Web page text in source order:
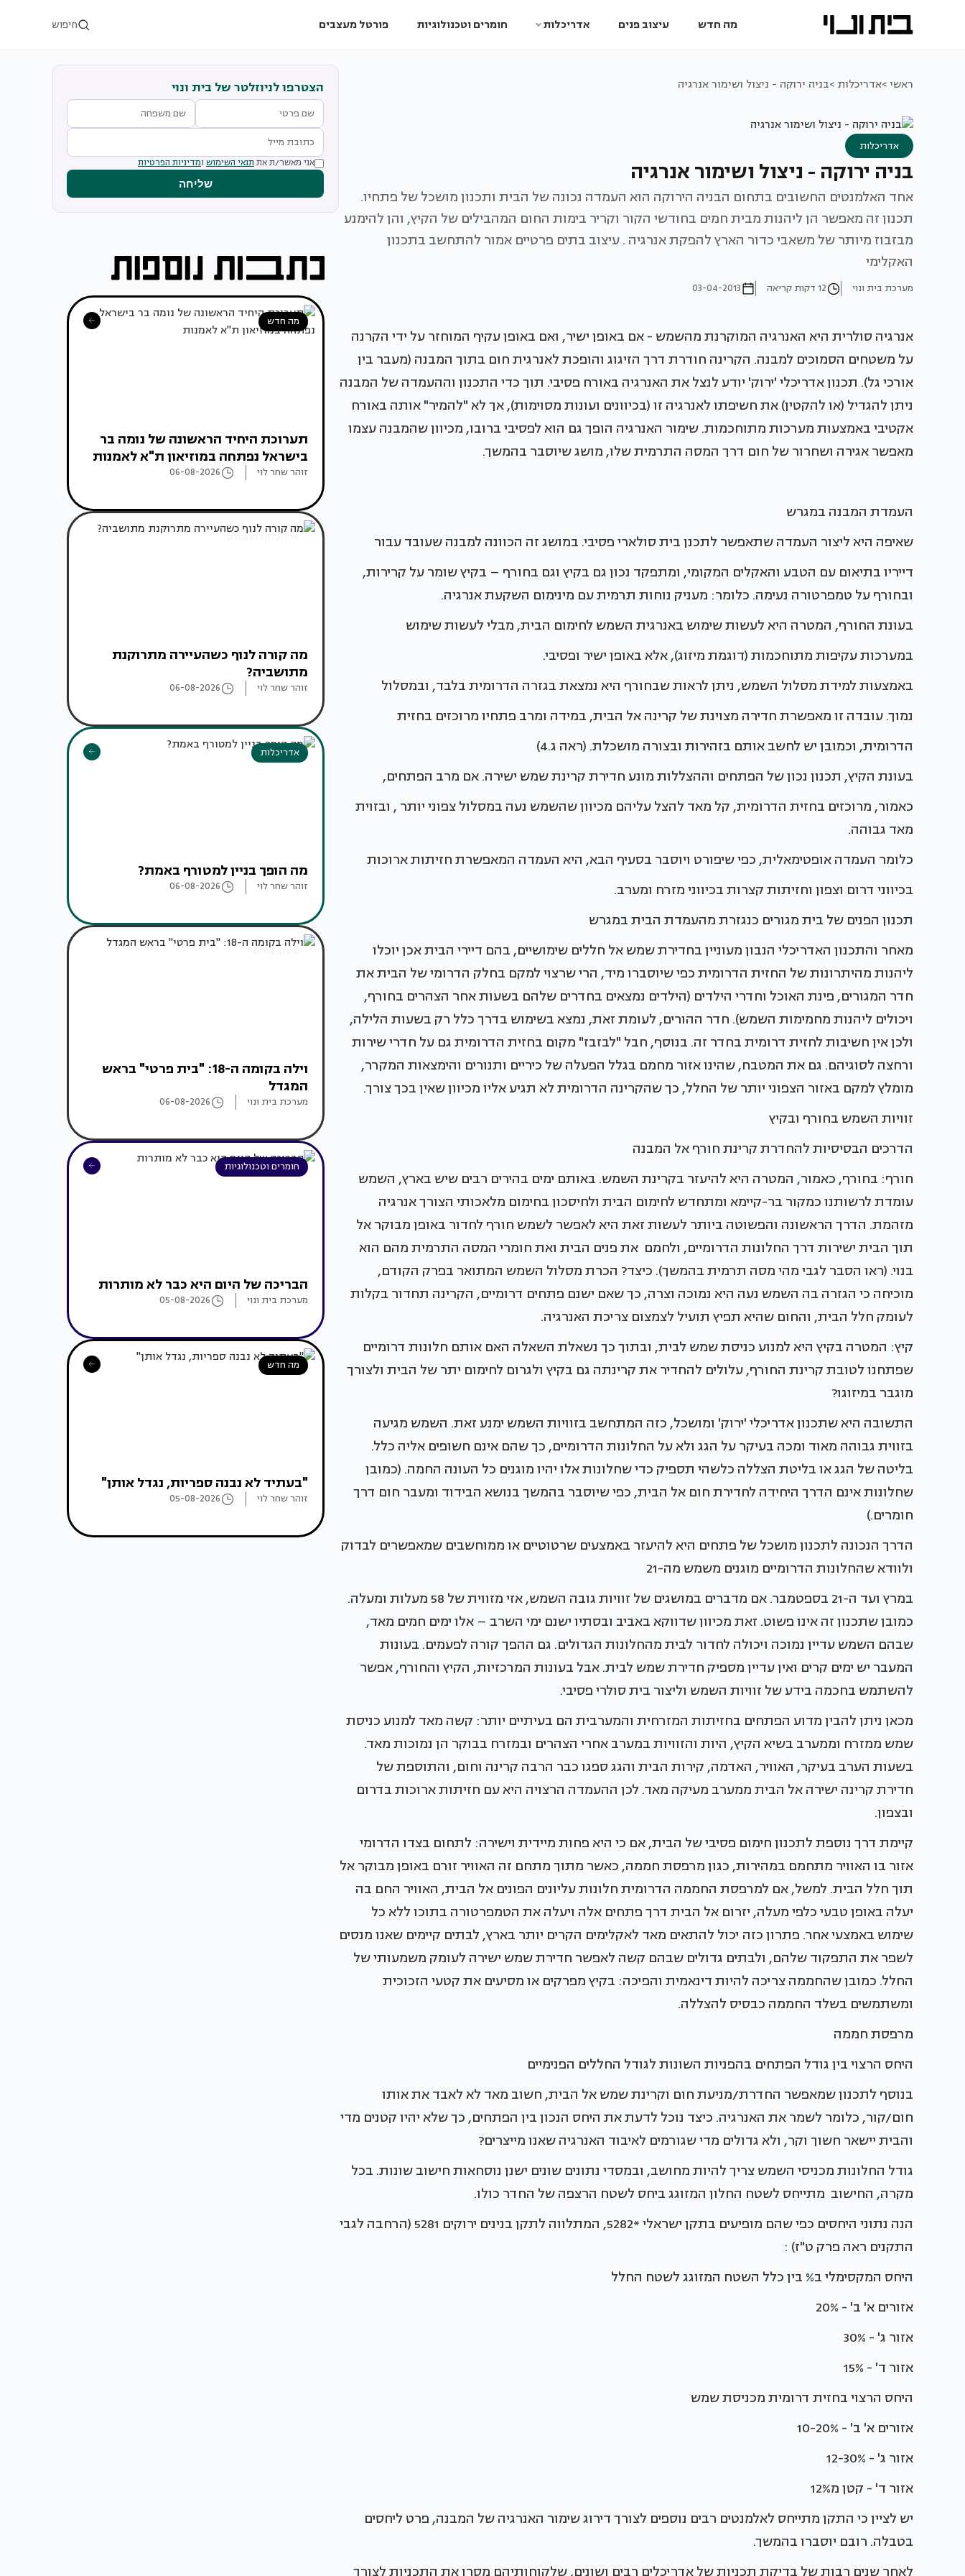
מה חדש עיצוב פנים אדריכלות חומרים וטכנולוגיות פורטל מעצבים חיפוש
ראשי >אדריכלות >בניה ירוקה - ניצול ושימור אנרגיה
אדריכלות
בניה ירוקה - ניצול ושימור אנרגיה
אחד האלמנטים החשובים בתחום הבניה הירוקה הוא העמדה נכונה של הבית ותכנון מושכל של פתחיו.
תכנון זה מאפשר הן ליהנות מבית חמים בחודשי הקור וקריר בימות החום המהבילים של הקיץ, והן להימנע
מבזבוז מיותר של משאבי כדור הארץ להפקת אנרגיה . עיצוב בתים פרטיים אמור להתחשב בתכנון
האקלימי
מערכת בית ונוי 12 דקות קריאה 03-04-2013
אנרגיה סולרית היא האנרגיה המוקרנת מהשמש - אם באופן ישיר, ואם באופן עקיף המוחזר על ידי הקרנה
על משטחים הסמוכים למבנה. הקרינה חודרת דרך הזיגוג והופכת לאנרגית חום בתוך המבנה (מעבר בין
אורכי גל). תכנון אדריכלי 'ירוק' יודע לנצל את האנרגיה באורח פסיבי. תוך כדי התכנון וההעמדה של המבנה
ניתן להגדיל (או להקטין) את חשיפתו לאנרגיה זו (בכיוונים ועונות מסוימות), אך לא "להמיר" אותה באורח
אקטיבי באמצעות מערכות מתוחכמות. שימור האנרגיה הופך גם הוא לפסיבי ברובו, מכיוון שהמבנה עצמו
מאפשר אגירה ושחרור של חום דרך המסה התרמית שלו, מושג שיוסבר בהמשך.
העמדת המבנה במגרש
שאיפה היא ליצור העמדה שתאפשר לתכנן בית סולארי פסיבי. במושג זה הכוונה למבנה שעובד עבור
דייריו בתיאום עם הטבע והאקלים המקומי, ומתפקד נכון גם בקיץ וגם בחורף – בקיץ שומר על קרירות,
ובחורף על טמפרטורה נעימה. כלומר: מעניק נוחות תרמית עם מינימום השקעת אנרגיה.
בעונת החורף, המטרה היא לעשות שימוש באנרגית השמש לחימום הבית, מבלי לעשות שימוש
במערכות עקיפות מתוחכמות (דוגמת מיזוג), אלא באופן ישיר ופסיבי.
באמצעות למידת מסלול השמש, ניתן לראות שבחורף היא נמצאת בגזרה הדרומית בלבד, ובמסלול
נמוך. עובדה זו מאפשרת חדירה מצוינת של קרינה אל הבית, במידה ומרב פתחיו מרוכזים בחזית
הדרומית, וכמובן יש לחשב אותם בזהירות ובצורה מושכלת. (ראה ג.4)
בעונת הקיץ, תכנון נכון של הפתחים וההצללות מונע חדירת קרינת שמש ישירה. אם מרב הפתחים,
כאמור, מרוכזים בחזית הדרומית, קל מאד להצל עליהם מכיוון שהשמש נעה במסלול צפוני יותר , ובזוית
מאד גבוהה.
כלומר העמדה אופטימאלית, כפי שיפורט ויוסבר בסעיף הבא, היא העמדה המאפשרת חזיתות ארוכות
בכיווני דרום וצפון וחזיתות קצרות בכיווני מזרח ומערב.
תכנון הפנים של בית מגורים כנגזרת מהעמדת הבית במגרש
מאחר והתכנון האדריכלי הנבון מעוניין בחדירת שמש אל חללים שימושיים, בהם דיירי הבית אכן יוכלו
ליהנות מהיתרונות של החזית הדרומית כפי שיוסברו מיד, הרי שרצוי למקם בחלק הדרומי של הבית את
חדר המגורים, פינת האוכל וחדרי הילדים (הילדים נמצאים בחדרים שלהם בשעות אחר הצהרים בחורף,
ויכולים ליהנות מחמימות השמש). חדר ההורים, לעומת זאת, נמצא בשימוש בדרך כלל רק בשעות הלילה,
ולכן אין חשיבות לחזית דרומית בחדר זה. בנוסף, חבל "לבזבז" מקום בחזית הדרומית גם על חדרי שירות
ורחצה לסוגיהם. גם את המטבח, שהינו אזור מחמם בגלל הפעלה של כיריים ותנורים והימצאות המקרר,
מומלץ למקם באזור הצפוני יותר של החלל, כך שהקרינה הדרומית לא תגיע אליו מכיוון שאין בכך צורך.
זוויות השמש בחורף ובקיץ
הדרכים הבסיסיות להחדרת קרינת חורף אל המבנה
חורף: בחורף, כאמור, המטרה היא להיעזר בקרינת השמש. באותם ימים בהירים רבים שיש בארץ, השמש
עומדת לרשותנו כמקור בר-קיימא ומתחדש לחימום הבית ולחיסכון בחימום מלאכותי הצורך אנרגיה
מזהמת. הדרך הראשונה והפשוטה ביותר לעשות זאת היא לאפשר לשמש חורף לחדור באופן מבוקר אל
תוך הבית ישירות דרך החלונות הדרומיים, ולחמם את פנים הבית ואת חומרי המסה התרמית מהם הוא
בנוי. (ראו הסבר לגבי מהי מסה תרמית בהמשך). כיצד? הכרת מסלול השמש המתואר בפרק הקודם,
מוכיחה כי הגזרה בה השמש נעה היא נמוכה וצרה, כך שאם ישנם פתחים דרומיים, הקרינה תחדור בקלות
לעומק חלל הבית, והחום שהיא תפיץ תועיל לצמצום צריכת האנרגיה.
קיץ: המטרה בקיץ היא למנוע כניסת שמש לבית, ובתוך כך נשאלת השאלה האם אותם חלונות דרומיים
שפתחנו לטובת קרינת החורף, עלולים להחדיר את קרינתה גם בקיץ ולגרום לחימום יתר של הבית ולצורך
מוגבר במיזוגו?
התשובה היא שתכנון אדריכלי 'ירוק' ומושכל, כזה המתחשב בזוויות השמש ימנע זאת. השמש מגיעה
בזווית גבוהה מאוד ומכה בעיקר על הגג ולא על החלונות הדרומיים, כך שהם אינם חשופים אליה כלל.
בליטה של הגג או בליטת הצללה כלשהי תספיק כדי שחלונות אלו יהיו מוגנים כל העונה החמה. (כמובן
שחלונות אינם הדרך היחידה לחדירת חום אל הבית, כפי שיוסבר בהמשך בנושא הבידוד ומעבר חום דרך
חומרים.)
הדרך הנכונה לתכנון מושכל של פתחים היא להיעזר באמצעים שרטוטיים או ממוחשבים שמאפשרים לבדוק
ולוודא שהחלונות הדרומיים מוגנים משמש מה-21
במרץ ועד ה-21 בספטמבר. אם מדברים במושגים של זוויות גובה השמש, אזי מזווית של 58 מעלות ומעלה.
כמובן שתכנון זה אינו פשוט. זאת מכיוון שדווקא באביב ובסתיו ישנם ימי השרב – אלו ימים חמים מאד,
שבהם השמש עדיין נמוכה ויכולה לחדור לבית מהחלונות הגדולים. גם ההפך קורה לפעמים. בעונות
המעבר יש ימים קרים ואין עדיין מספיק חדירת שמש לבית. אבל בעונות המרכזיות, הקיץ והחורף, אפשר
להשתמש בחכמה בידע של זוויות השמש וליצור בית סולרי פסיבי.
מכאן ניתן להבין מדוע הפתחים בחזיתות המזרחית והמערבית הם בעיתיים יותר: קשה מאד למנוע כניסת
שמש ממזרח וממערב בשיא הקיץ, היות והזוויות במערב אחרי הצהרים ובמזרח בבוקר הן נמוכות מאד.
בשעות הערב בעיקר, האוויר, האדמה, קירות הבית והגג ספגו כבר הרבה קרינה וחום, והתוספת של
חדירת קרינה ישירה אל הבית ממערב מעיקה מאד. לכן ההעמדה הרצויה היא עם חזיתות ארוכות בדרום
ובצפון.
קיימת דרך נוספת לתכנון חימום פסיבי של הבית, אם כי היא פחות מיידית וישירה: לתחום בצדו הדרומי
אזור בו האוויר מתחמם במהירות, כגון מרפסת חממה, כאשר מתוך מתחם זה האוויר זורם באופן מבוקר אל
תוך חלל הבית. למשל, אם למרפסת החממה הדרומית חלונות עליונים הפונים אל הבית, האוויר החם בה
יעלה באופן טבעי כלפי מעלה, יזרום אל הבית דרך פתחים אלה ויעלה את הטמפרטורה בתוכו ללא כל
שימוש באמצעי אחר. פתרון כזה יכול להתאים מאד לאקלימים הקרים יותר בארץ, לבתים קיימים שאנו מנסים
לשפר את התפקוד שלהם, ולבתים גדולים שבהם קשה לאפשר חדירת שמש ישירה לעומק משמעותי של
החלל. כמובן שהחממה צריכה להיות דינאמית והפיכה: בקיץ מפרקים או מסיעים את קטעי הזכוכית
ומשתמשים בשלד החממה כבסיס להצללה.
מרפסת חממה
היחס הרצוי בין גודל הפתחים בהפניות השונות לגודל החללים הפנימיים
בנוסף לתכנון שמאפשר החדרת/מניעת חום וקרינת שמש אל הבית, חשוב מאד לא לאבד את אותו
חום/קור, כלומר לשמר את האנרגיה. כיצד נוכל לדעת את היחס הנכון בין הפתחים, כך שלא יהיו קטנים מדי
והבית יישאר חשוך וקר, ולא גדולים מדי שגורמים לאיבוד האנרגיה שאנו מייצרים?
גודל החלונות מכניסי השמש צריך להיות מחושב, ובמסדי נתונים שונים ישנן נוסחאות חישוב שונות. בכל
מקרה, החישוב מתייחס לשטח החלון המזוגג ביחס לשטח הרצפה של החדר כולו.
הנה נתוני היחסים כפי שהם מופיעים בתקן ישראלי *5282, המתלווה לתקן בנינים ירוקים 5281 (הרחבה לגבי
התקנים ראה פרק ט"ז) :
היחס המקסימלי ב% בין כלל השטח המזוגג לשטח החלל
אזורים א' ב' - 20%
אזור ג' - 30%
אזור ד' - 15%
היחס הרצוי בחזית דרומית מכניסת שמש
אזורים א' ב' - 10-20%
אזור ג' - 12-30%
אזור ד' - קטן מ12%
יש לציין כי התקן מתייחס לאלמנטים רבים נוספים לצורך דירוג שימור האנרגיה של המבנה, פרט ליחסים
בטבלה. רובם יוסברו בהמשך.
לאחר שנים רבות של בדיקת תכניות של אדריכלים רבים ושונים, שלקוחותיהם מסרו את התכניות לצורך
הצטרפו לניוזלטר של בית ונוי
אני מאשר/ת את תנאי השימוש ומדיניות הפרטיות
שליחה
מה חדש
תערוכת היחיד הראשונה של נומה בר
בישראל נפתחה במוזיאון ת"א לאמנות
זוהר שחר לוי 06-08-2026
אדריכלות מהעולם
מה קורה לנוף כשהעיירה מתרוקנת
מתושביה?
זוהר שחר לוי 06-08-2026
אדריכלות
מה הופך בניין למטורף באמת?
זוהר שחר לוי 06-08-2026
עיצוב בתים
וילה בקומה ה-18: "בית פרטי" בראש
המגדל
מערכת בית ונוי 06-08-2026
חומרים וטכנולוגיות
הבריכה של היום היא כבר לא מותרות
מערכת בית ונוי 05-08-2026
מה חדש
"בעתיד לא נבנה ספריות, נגדל אותן"
זוהר שחר לוי 05-08-2026